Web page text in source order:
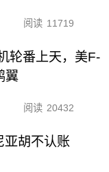
阅读 11719
轮番上天，美F-
翼
阅读 20432
亚胡不认账